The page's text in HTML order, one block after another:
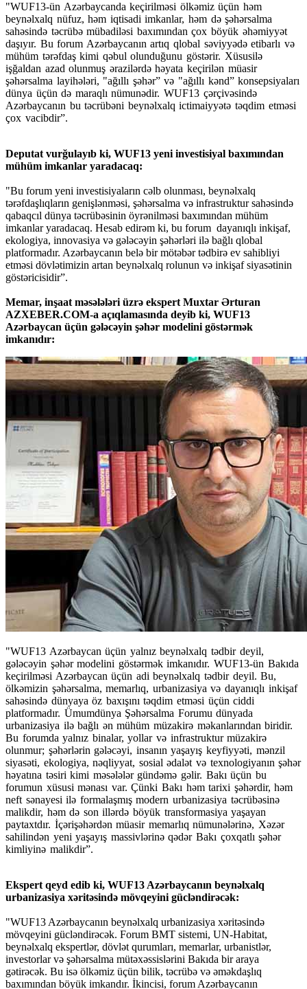
"WUF13-ün Azərbaycanda keçirilməsi ölkəmiz üçün həm
beynəlxalq nüfuz, həm iqtisadi imkanlar, həm də şəhərsalma
sahəsində təcrübə mübadiləsi baxımından çox böyük əhəmiyyət
daşıyır. Bu forum Azərbaycanın artıq qlobal səviyyədə etibarlı və
mühüm tərəfdaş kimi qəbul olunduğunu göstərir. Xüsusilə
işğaldan azad olunmuş ərazilərdə həyata keçirilən müasir
şəhərsalma layihələri, "ağıllı şəhər” və "ağıllı kənd” konsepsiyaları
dünya üçün də maraqlı nümunədir. WUF13 çərçivəsində
Azərbaycanın bu təcrübəni beynəlxalq ictimaiyyətə təqdim etməsi
çox vacibdir”.
Deputat vurğulayıb ki, WUF13 yeni investisiyal baxımından
mühüm imkanlar yaradacaq:
"Bu forum yeni investisiyaların cəlb olunması, beynəlxalq
tərəfdaşlıqların genişlənməsi, şəhərsalma və infrastruktur sahəsində
qabaqcıl dünya təcrübəsinin öyrənilməsi baxımından mühüm
imkanlar yaradacaq. Hesab edirəm ki, bu forum dayanıqlı inkişaf,
ekologiya, innovasiya və gələcəyin şəhərləri ilə bağlı qlobal
platformadır. Azərbaycanın belə bir mötəbər tədbirə ev sahibliyi
etməsi dövlətimizin artan beynəlxalq rolunun və inkişaf siyasətinin
göstəricisidir”.
Memar, inşaat məsələləri üzrə ekspert Muxtar Ərturan
AZXEBER.COM-a açıqlamasında deyib ki, WUF13
Azərbaycan üçün gələcəyin şəhər modelini göstərmək
imkanıdır:
"WUF13 Azərbaycan üçün yalnız beynəlxalq tədbir deyil,
gələcəyin şəhər modelini göstərmək imkanıdır. WUF13-ün Bakıda
keçirilməsi Azərbaycan üçün adi beynəlxalq tədbir deyil. Bu,
ölkəmizin şəhərsalma, memarlıq, urbanizasiya və dayanıqlı inkişaf
sahəsində dünyaya öz baxışını təqdim etməsi üçün ciddi
platformadır. Ümumdünya Şəhərsalma Forumu dünyada
urbanizasiya ilə bağlı ən mühüm müzakirə məkanlarından biridir.
Bu forumda yalnız binalar, yollar və infrastruktur müzakirə
olunmur; şəhərlərin gələcəyi, insanın yaşayış keyfiyyəti, mənzil
siyasəti, ekologiya, nəqliyyat, sosial ədalət və texnologiyanın şəhər
həyatına təsiri kimi məsələlər gündəmə gəlir. Bakı üçün bu
forumun xüsusi mənası var. Çünki Bakı həm tarixi şəhərdir, həm
neft sənayesi ilə formalaşmış modern urbanizasiya təcrübəsinə
malikdir, həm də son illərdə böyük transformasiya yaşayan
paytaxtdır. İçərişəhərdən müasir memarlıq nümunələrinə, Xəzər
sahilindən yeni yaşayış massivlərinə qədər Bakı çoxqatlı şəhər
kimliyinə malikdir”.
Ekspert qeyd edib ki, WUF13 Azərbaycanın beynəlxalq
urbanizasiya xəritəsində mövqeyini gücləndirəcək:
"WUF13 Azərbaycanın beynəlxalq urbanizasiya xəritəsində
mövqeyini gücləndirəcək. Forum BMT sistemi, UN-Habitat,
beynəlxalq ekspertlər, dövlət qurumları, memarlar, urbanistlər,
investorlar və şəhərsalma mütəxəssislərini Bakıda bir araya
gətirəcək. Bu isə ölkəmiz üçün bilik, təcrübə və əməkdaşlıq
baxımından böyük imkandır. İkincisi, forum Azərbaycanın